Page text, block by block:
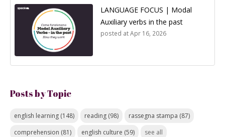
LANGUAGE FOCUS | Modal
Auxiliary verbs in the past
posted atApr 16, 2026
Posts by Topic
english learning (148) reading (98) rassegna stampa (87)
comprehension (81) english culture (59) see all